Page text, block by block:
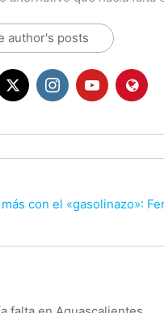
author's posts
con el «gasolinazo»: